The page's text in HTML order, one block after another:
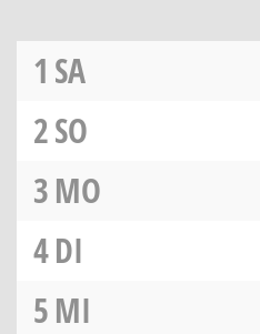
1 SA
2SO
3MO
4DI
5MI